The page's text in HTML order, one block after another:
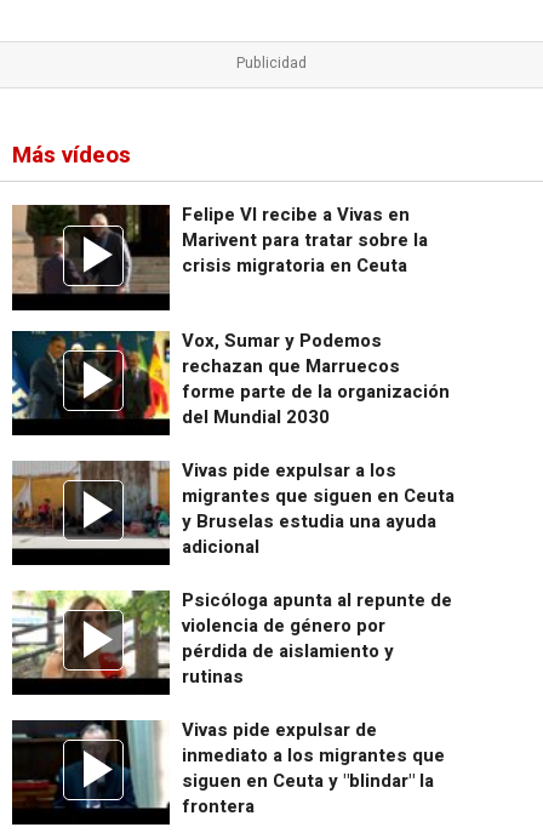
Más vídeos
Felipe VI recibe a Vivas en
Marivent para tratar sobre la
crisis migratoria en Ceuta
Vox, Sumar y Podemos
rechazan que Marruecos
forme parte de la organización
del Mundial 2030
Vivas pide expulsar a los
migrantes que siguen en Ceuta
y Bruselas estudia una ayuda
adicional
Psicóloga apunta al repunte de
violencia de género por
pérdida de aislamiento y
rutinas
Vivas pide expulsar de
inmediato a los migrantes que
siguen en Ceuta y "blindar" la
frontera